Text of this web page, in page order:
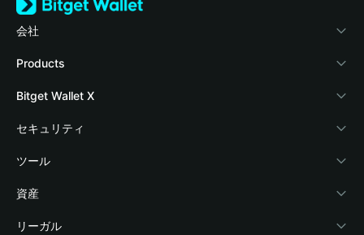
会社
Bitget Walletについて
ブログ
アカデミー
暗号資産ニュース
Help Center
お問い合わせ
Products
Crypto Card
Stablecoin Earn
Payfi Crypto
Crypto Swap API
Altcoin Season Index
Bitget Wallet X
デベロッパー
ウォレットを接続
Bitget Wallet Pay
プロジェクトを掲載
セキュリティ
保護基金
セキュリティ技術
ツール
暗号資産を購入
認証検出
資産
Arbitrum
リーガル